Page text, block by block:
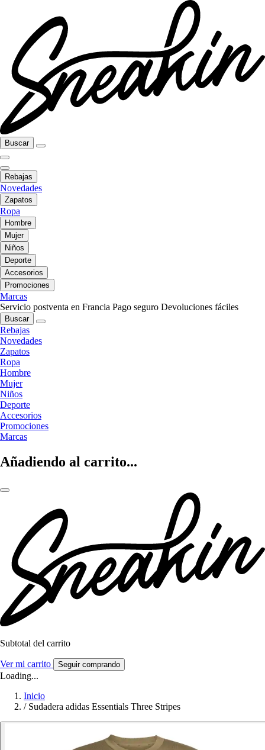
Buscar
Rebajas
Novedades
Zapatos
Ropa
Hombre
Mujer
Niños
Deporte
Accesorios
Promociones
Marcas
Servicio postventa en Francia Pago seguro Devoluciones fáciles
Buscar
Rebajas
Novedades
Zapatos
Ropa
Hombre
Mujer
Niños
Deporte
Accesorios
Promociones
Marcas
Añadiendo al carrito...
Subtotal del carrito
Ver mi carrito Seguir comprando
Loading...
Inicio
/ Sudadera adidas Essentials Three Stripes